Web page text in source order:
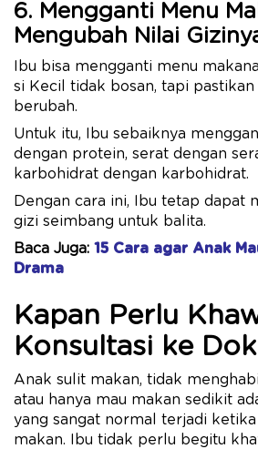
6. Mengganti Menu
Mengubah Nilai
Ibu bisa mengganti menu
si Kecil tidak bosan, tapi
berubah.
Untuk itu, Ibu sebaiknya
dengan protein, serat dengan
karbohidrat dengan karbohidrat.
Dengan cara ini, Ibu tetap dapat
gizi seimbang untuk balita.
Baca Juga: 15 Cara agar Anak
Drama
Kapan Perlu
Konsultasi ke
Anak sulit makan, tidak
atau hanya mau makan sedikit
yang sangat normal terjadi
makan. Ibu tidak perlu begitu